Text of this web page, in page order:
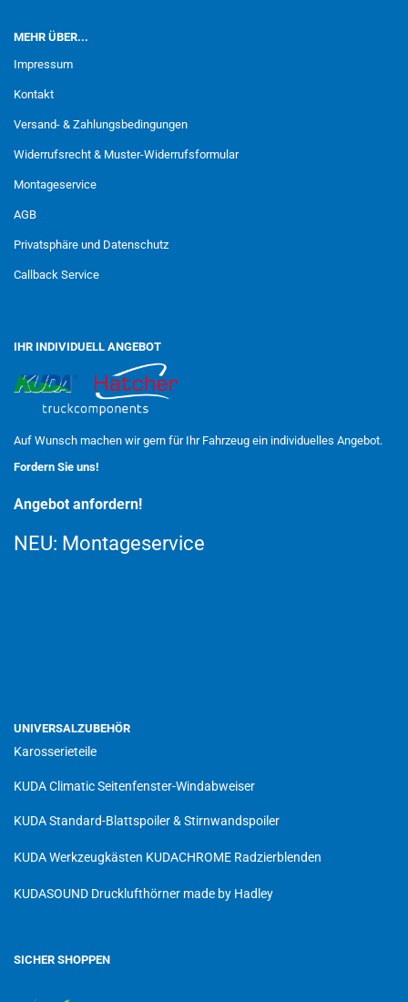
MEHR ÜBER...
Impressum
Kontakt
Versand- & Zahlungsbedingungen
Widerrufsrecht & Muster-Widerrufsformular
Montageservice
AGB
Privatsphäre und Datenschutz
Callback Service
IHR INDIVIDUELL ANGEBOT
Auf Wunsch machen wir gern für Ihr Fahrzeug ein individuelles Angebot.
Fordern Sie uns!
Angebot anfordern!
NEU: Montageservice
UNIVERSALZUBEHÖR
Karosserieteile
KUDA Climatic Seitenfenster-Windabweiser
KUDA Standard-Blattspoiler & Stirnwandspoiler
KUDA Werkzeugkästen KUDACHROME Radzierblenden
KUDASOUND Drucklufthörner made by Hadley
SICHER SHOPPEN